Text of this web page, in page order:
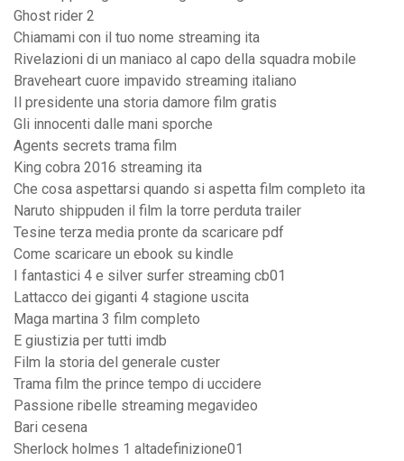
Ghost rider 2
Chiamami con il tuo nome streaming ita
Rivelazioni di un maniaco al capo della squadra mobile
Braveheart cuore impavido streaming italiano
Il presidente una storia damore film gratis
Gli innocenti dalle mani sporche
Agents secrets trama film
King cobra 2016 streaming ita
Che cosa aspettarsi quando si aspetta film completo ita
Naruto shippuden il film la torre perduta trailer
Tesine terza media pronte da scaricare pdf
Come scaricare un ebook su kindle
I fantastici 4 e silver surfer streaming cb01
Lattacco dei giganti 4 stagione uscita
Maga martina 3 film completo
E giustizia per tutti imdb
Film la storia del generale custer
Trama film the prince tempo di uccidere
Passione ribelle streaming megavideo
Bari cesena
Sherlock holmes 1 altadefinizione01